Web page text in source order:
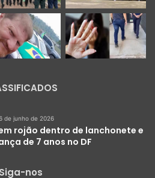
de junho de 2026
rojão dentro de lanchonete e
de 7 anos no DF
Siga-nos